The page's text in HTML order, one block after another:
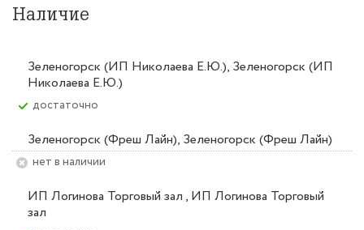
Наличие
Зеленогорск (ИП Николаева Е.Ю.), Зеленогорск (ИП
Николаева Е.Ю.)
Достаточно
Зеленогорск (Фреш Лайн), Зеленогорск (Фреш Лайн)
Нет в наличии
ИП Логинова Торговый зал , ИП Логинова Торговый
зал